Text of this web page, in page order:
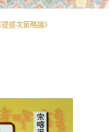
提道次第略論》